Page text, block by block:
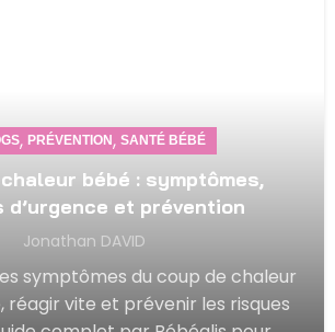
, PRÉVENTION, SANTÉ BÉBÉ
bébé : symptômes,
d’urgence et prévention
Jonathan DAVID
symptômes du coup de chaleur
réagir vite et prévenir les risques